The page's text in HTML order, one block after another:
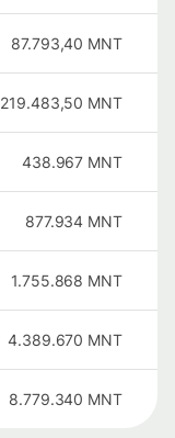
87.793,40 MNT
219.483,50 MNT
438.967 MNT
877.934 MNT
1.755.868 MNT
4.389.670 MNT
8.779.340 MNT